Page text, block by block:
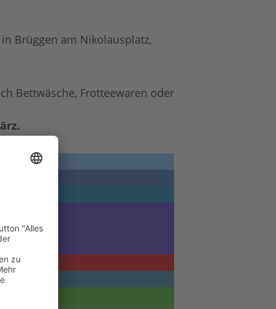
Brüggen am Nikolausplatz,
Bettwäsche, Frotteewaren oder